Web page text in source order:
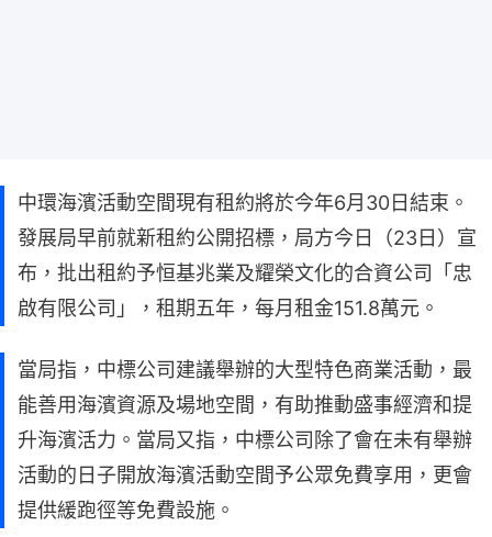
中環海濱活動空間現有租約將於今年6月30日結束。
發展局早前就新租約公開招標，局方今日（23日）宣
布，批出租約予恒基兆業及耀榮文化的合資公司「忠
啟有限公司」，租期五年，每月租金151.8萬元。
當局指，中標公司建議舉辦的大型特色商業活動，最
能善用海濱資源及場地空間，有助推動盛事經濟和提
升海濱活力。當局又指，中標公司除了會在未有舉辦
活動的日子開放海濱活動空間予公眾免費享用，更會
提供緩跑徑等免費設施。